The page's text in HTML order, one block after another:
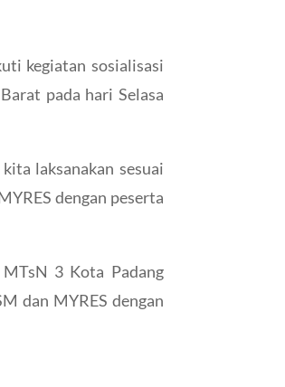
kegiatan sosialisasi
pada hari Selasa
laksanakan sesuai
dengan peserta
3 Kota Padang
dan MYRES dengan